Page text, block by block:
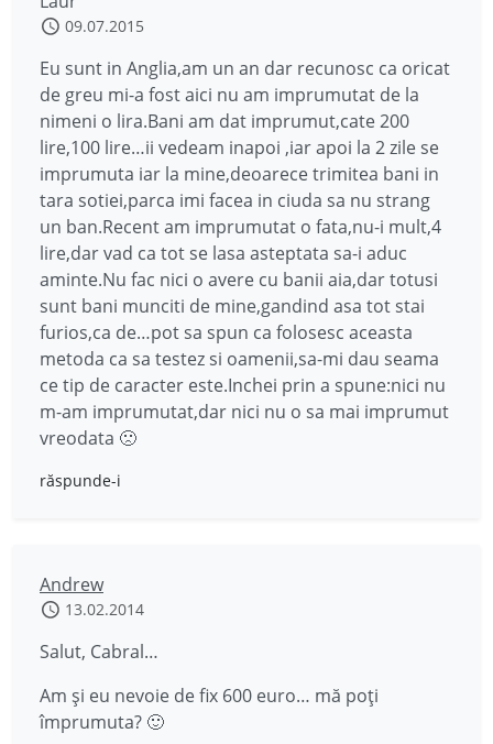
09.07.2015
Eu sunt in Anglia,am un an dar recunosc ca oricat
de greu mi-a fost aici nu am imprumutat de la
nimeni o lira.Bani am dat imprumut,cate 200
lire,100 lire…ii vedeam inapoi ,iar apoi la 2 zile se
imprumuta iar la mine,deoarece trimitea bani in
tara sotiei,parca imi facea in ciuda sa nu strang
un ban.Recent am imprumutat o fata,nu-i mult,4
lire,dar vad ca tot se lasa asteptata sa-i aduc
aminte.Nu fac nici o avere cu banii aia,dar totusi
sunt bani munciti de mine,gandind asa tot stai
furios,ca de…pot sa spun ca folosesc aceasta
metoda ca sa testez si oamenii,sa-mi dau seama
ce tip de caracter este.Inchei prin a spune:nici nu
m-am imprumutat,dar nici nu o sa mai imprumut
vreodata 🙁
răspunde-i
Andrew
13.02.2014
Salut, Cabral…
Am şi eu nevoie de fix 600 euro… mă poţi
împrumuta? 🙂